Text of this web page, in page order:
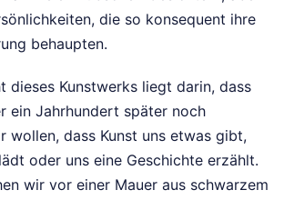
die so konsequent ihre
behaupten.
dieses Kunstwerks liegt darin, dass
ein Jahrhundert später noch
wollen, dass Kunst uns etwas gibt,
oder uns eine Geschichte erzählt.
wir vor einer Mauer aus schwarzem